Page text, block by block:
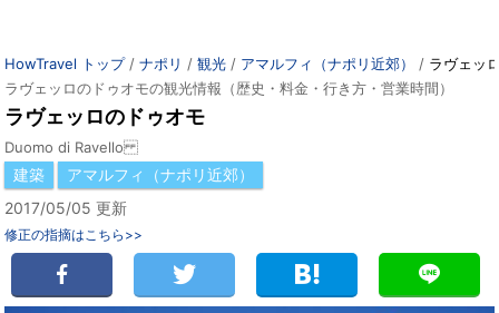
HowTravel トップ/ ナポリ / 観光 / アマルフィ（ナポリ近郊） / ラヴェッ
ラヴェッロのドゥオモの観光情報（歴史・料金・行き方・営業時間）
ラヴェッロのドゥオモ
Duomo di Ravello
建築
アマルフィ（ナポリ近郊）
2017/05/05 更新
修正の指摘はこちら>>